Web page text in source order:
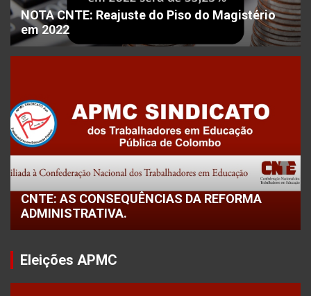
NOTA CNTE: Reajuste do Piso do Magistério
em 2022
CNTE: AS CONSEQUÊNCIAS DA REFORMA
ADMINISTRATIVA.
Eleições APMC